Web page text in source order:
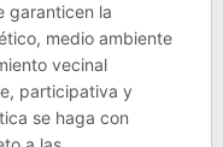
garanticen la
medio ambiente
vecinal
participativa y
se haga con